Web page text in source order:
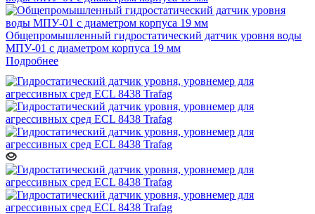
Общепромышленный гидростатический датчик уровня воды
МПУ-01 с диаметром корпуса 19 мм
Подробнее